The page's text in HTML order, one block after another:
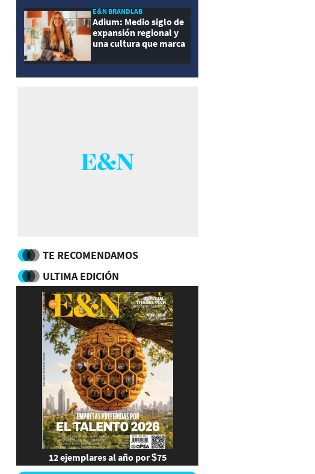
E&N BRANDLAB
Adium: Medio siglo de
expansión regional y
una cultura que marca
TE RECOMENDAMOS
ULTIMA EDICIÓN
12 ejemplares al año por $75